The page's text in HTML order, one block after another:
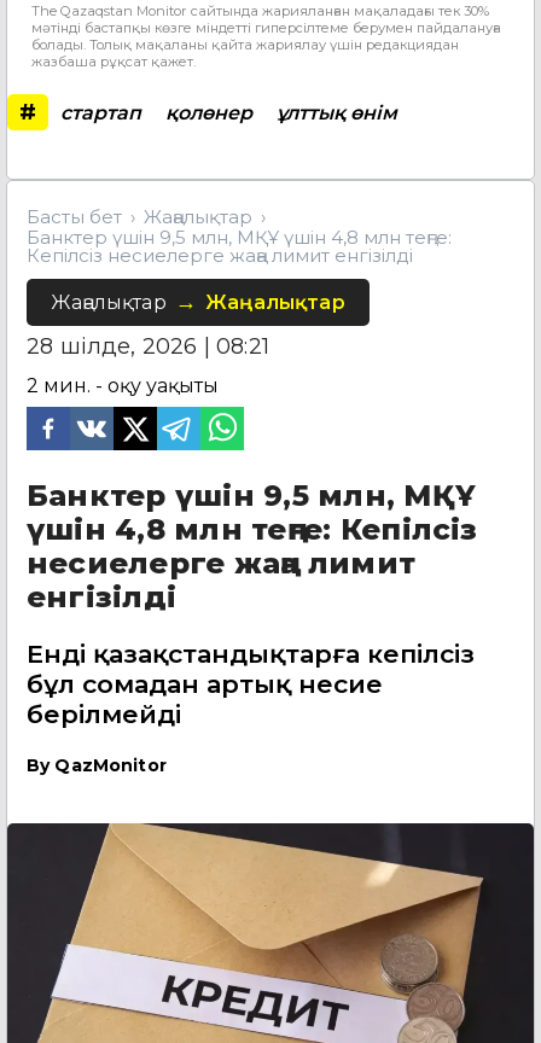
The Qazaqstan Monitor сайтында жарияланған мақаладағы тек 30%
мәтінді бастапқы көзге міндетті гиперсілтеме берумен пайдалануға
болады. Толық мақаланы қайта жариялау үшін редакциядан
жазбаша рұқсат қажет.
# стартап қолөнер ұлттық өнім
Басты бет
Жаңалықтар
Банктер үшін 9,5 млн, МҚҰ үшін 4,8 млн теңге:
Кепілсіз несиелерге жаңа лимит енгізілді
Жаңалықтар Жаңалықтар
28 шілде, 2026 | 08:21
2 мин. - оқу уақыты
Банктер үшін 9,5 млн, МҚҰ
үшін 4,8 млн теңге: Кепілсіз
несиелерге жаңа лимит
енгізілді
Енді қазақстандықтарға кепілсіз
бұл сомадан артық несие
берілмейді
By QazMonitor